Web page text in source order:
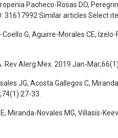
Pacheco-Rosas DO,
31617992 Similar articles Select
G, Aguirre-Morales CE, Izelo-
Alerg Mex. 2019 Jan-
JG, Acosta Gallegos C,
33.
Novales MG, Villasís-